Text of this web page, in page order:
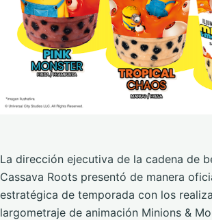
La dirección ejecutiva de la cadena de
Cassava Roots presentó de manera
estratégica de temporada con los
largometraje de animación Minions &